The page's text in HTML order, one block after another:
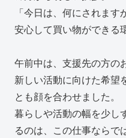
「今日は、何にされます
安心して買い物ができる
午前中は、支援先の方の
新しい活動に向けた希望
とも顔を合わせました。
暮らしや活動の幅を少し
るのは、この仕事ならで